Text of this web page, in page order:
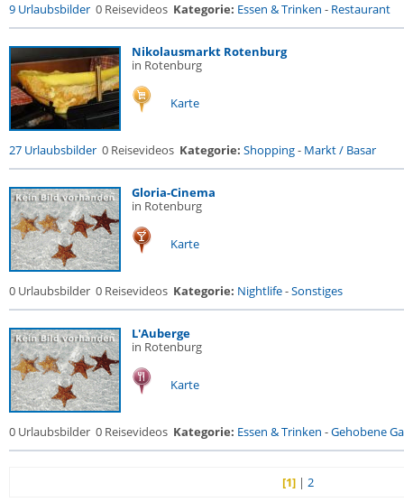
9 Urlaubsbilder 0 Reisevideos Kategorie: Essen & Trinken - Restaurant
Nikolausmarkt Rotenburg
in Rotenburg
Karte
27 Urlaubsbilder 0 Reisevideos Kategorie: Shopping- Markt / Basar
Gloria-Cinema
in Rotenburg
Karte
0 Urlaubsbilder 0 Reisevideos Kategorie: Nightlife-Sonstiges
L'Auberge
in Rotenburg
Karte
0 Urlaubsbilder 0 Reisevideos Kategorie: Essen & Trinken -Gehobene
[1] |2